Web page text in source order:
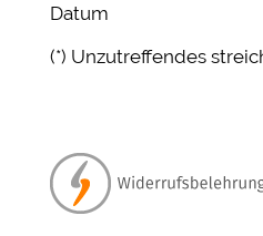
Datum
(*) Unzutreffendes